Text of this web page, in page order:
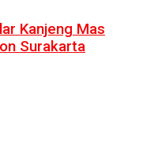
Kanjeng Mas
Surakarta